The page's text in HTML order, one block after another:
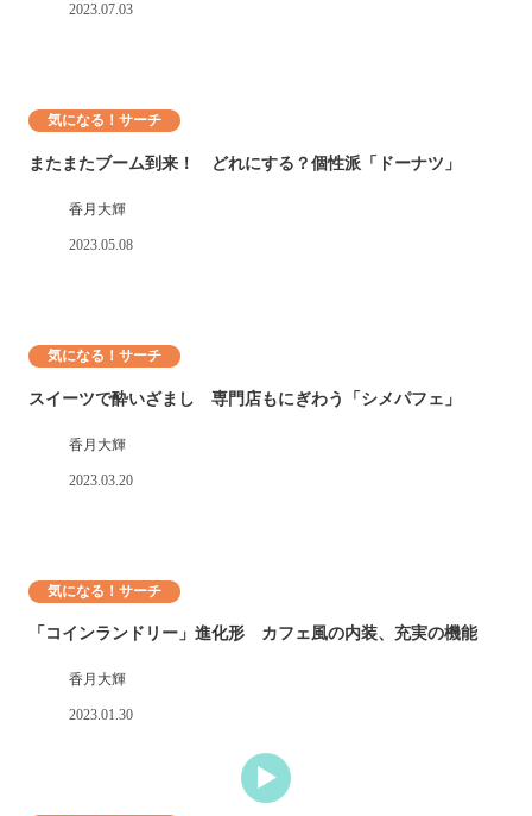
2023.07.03
気になる！サーチ
またまたブーム到来！ どれにする？個性派「ドーナツ」
香月大輝
2023.05.08
気になる！サーチ
スイーツで酔いざまし 専門店もにぎわう「シメパフェ」
香月大輝
2023.03.20
気になる！サーチ
「コインランドリー」進化形 カフェ風の内装、充実の機能
香月大輝
2023.01.30